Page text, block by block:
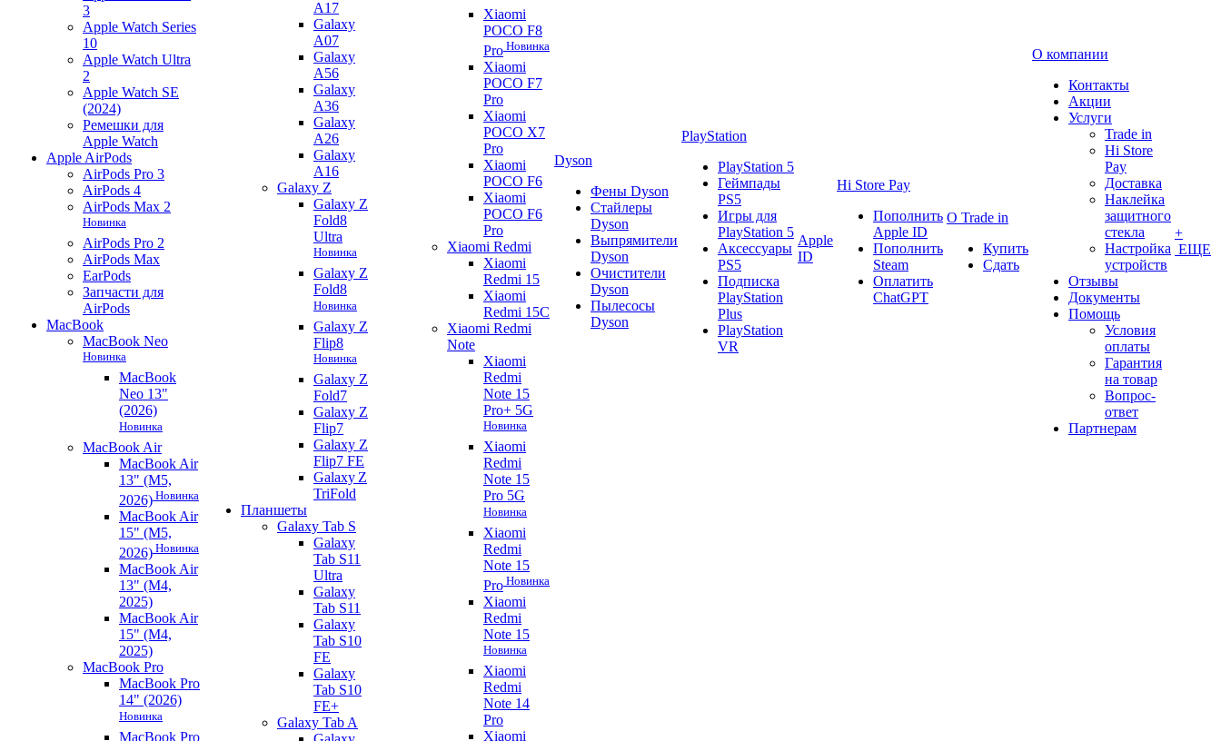
3
Apple Watch Series
10
Apple Watch Ultra
2
Apple Watch SE
(2024)
Ремешки для
Apple Watch
Apple AirPods
AirPods Pro 3
AirPods 4
AirPods Max 2
Новинка
AirPods Pro 2
AirPods Max
EarPods
Запчасти для
AirPods
MacBook
MacBook Neo
Новинка
MacBook
Neo 13"
(2026)
Новинка
MacBook Air
MacBook Air
13" (M5,
2026) Новинка
MacBook Air
15" (M5,
2026) Новинка
MacBook Air
13" (M4,
2025)
MacBook Air
15" (M4,
2025)
MacBook Pro
MacBook Pro
14" (2026)
Новинка
MacBook Pro
A17
Galaxy
A07
Galaxy
A56
Galaxy
A36
Galaxy
A26
Galaxy
A16
Galaxy Z
Galaxy Z
Fold8
Ultra
Новинка
Galaxy Z
Fold8
Новинка
Galaxy Z
Flip8
Новинка
Galaxy Z
Fold7
Galaxy Z
Flip7
Galaxy Z
Flip7 FE
Galaxy Z
TriFold
Планшеты
Galaxy Tab S
Galaxy
Tab S11
Ultra
Galaxy
Tab S11
Galaxy
Tab S10
FE
Galaxy
Tab S10
FE+
Galaxy Tab A
Xiaomi
POCO F8
Pro Новинка
Xiaomi
POCO F7
Pro
Xiaomi
POCO X7
Pro
Xiaomi
POCO F6
Xiaomi
POCO F6
Pro
Xiaomi Redmi
Xiaomi
Redmi 15
Xiaomi
Redmi 15C
Xiaomi Redmi
Note
Xiaomi
Redmi
Note 15
Pro+ 5G
Новинка
Xiaomi
Redmi
Note 15
Pro 5G
Новинка
Xiaomi
Redmi
Note 15
Pro Новинка
Xiaomi
Redmi
Note 15
Новинка
Xiaomi
Redmi
Note 14
Pro
Xiaomi
Dyson
Фены Dyson
Стайлеры
Dyson
Выпрямители
Dyson
Очистители
Dyson
Пылесосы
Dyson
PlayStation
PlayStation 5
Геймпады
PS5
Игры для
PlayStation 5
Аксессуары
PS5
Подписка
PlayStation
Plus
PlayStation
VR
Apple
ID
Hi Store Pay
Пополнить
Apple ID
Пополнить
Steam
Оплатить
ChatGPT
О Trade in
Купить
Сдать
О компании
Контакты
Акции
Услуги
Trade in
Hi Store
Pay
Доставка
Наклейка
защитного
стекла
Настройка
устройств
Отзывы
Документы
Помощь
Условия
оплаты
Гарантия
на товар
Вопрос-
ответ
Партнерам
+
ЕЩЕ